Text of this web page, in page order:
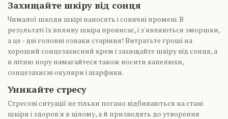
Захищайте шкіру від сонця
Чималої шкоди шкірі наносять і сонячні промені. В
результаті їх впливу шкіра провисає, і з'являються зморшки,
а це - дві головні ознаки старіння! Витратьте гроші на
хороший сонцезахисний крем і захищайте шкіру від сонця, а
в літню пору намагайтеся також носити капелюхи,
сонцезахисні окуляри і шарфики.
Уникайте стресу
Стресові ситуації не тільки погано відбиваються на стані
шкіри і здоров'я в цілому, а й призводять до утворення